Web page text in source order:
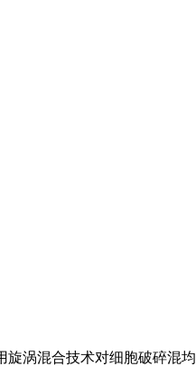
涡混合技术对细胞破碎混